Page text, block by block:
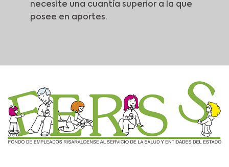
necesite una cuantía superior a la que
posee en aportes.